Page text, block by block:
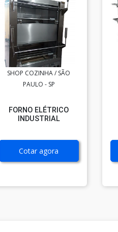
SHOP COZINHA / SÃO
PAULO - SP
FORNO ELÉTRICO
INDUSTRIAL
Cotar agora